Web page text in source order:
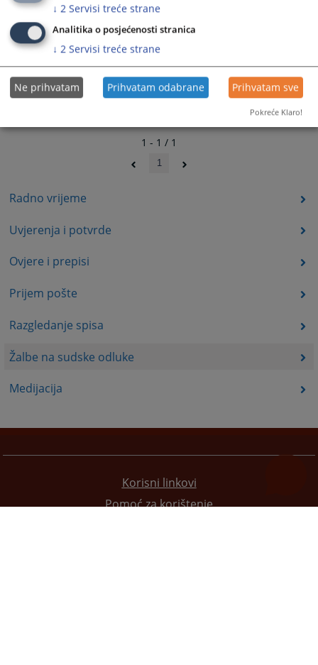
Radno vrijeme
Uvjerenja i potvrde
Ovjere i prepisi
Prijem pošte
Razgledanje spisa
Žalbe na sudske odluke
Medijacija
1 - 1 / 1
1
Korisni linkovi
Pomoć za korištenje
↓ 2 Servisi treće strane
Analitika o posjećenosti stranica
↓ 2 Servisi treće strane
Ne prihvatam Prihvatam odabrane Prihvatam sve
Pokreće Klaro!